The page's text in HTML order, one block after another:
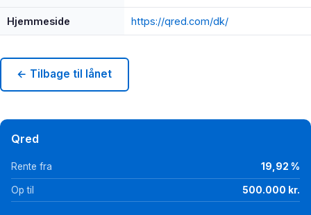
Hjemmeside https://qred.com/dk/
← Tilbage til lånet
Qred
Rente fra 19,92 %
Op til 500.000 kr.